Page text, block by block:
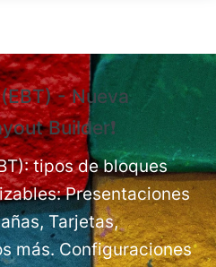
- Nueva
Builder❗
tipos de bloques
Presentaciones
Tarjetas,
más. Configuraciones